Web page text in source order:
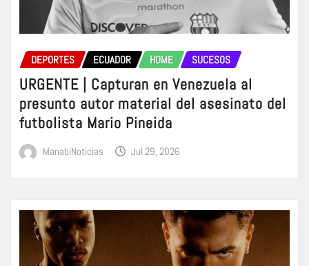
DEPORTES ECUADOR HOME SUCESOS
URGENTE | Capturan en Venezuela al
presunto autor material del asesinato del
futbolista Mario Pineida
ManabiNoticias Jul 29, 2026